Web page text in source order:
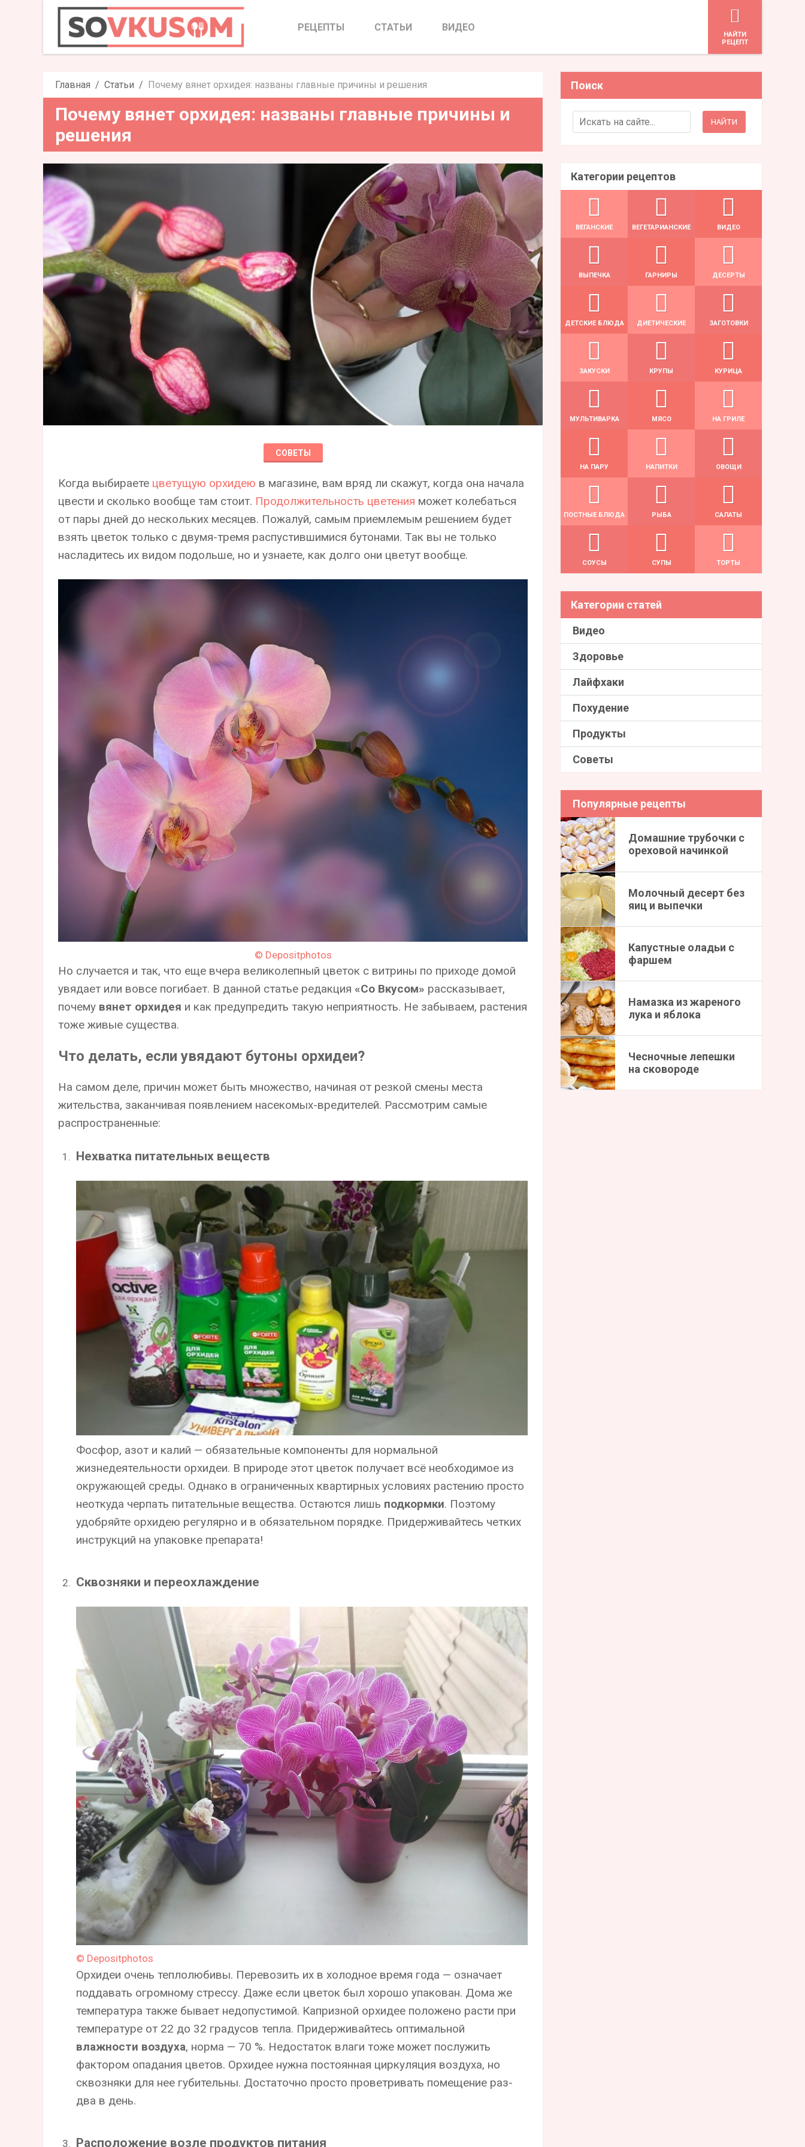
Почему вянет орхидея: названы главные причины и
решенияРЕЦЕПТЫ СТАТЬИ ВИДЕО
HАЙТИ
РЕЦЕПТ
Главная Статьи Почему вянет орхидея: названы главные причины и решения
Почему вянет орхидея: названы главные причины и
решения
СОВЕТЫ
Когда выбираете цветущую орхидею в магазине, вам вряд ли скажут, когда она начала
цвести и сколько вообще там стоит. Продолжительность цветения может колебаться
от пары дней до нескольких месяцев. Пожалуй, самым приемлемым решением будет
взять цветок только с двумя-тремя распустившимися бутонами. Так вы не только
насладитесь их видом подольше, но и узнаете, как долго они цветут вообще.
© Depositphotos
Но случается и так, что еще вчера великолепный цветок с витрины по приходе домой
увядает или вовсе погибает. В данной статье редакция «Со Вкусом» рассказывает,
почему вянет орхидея и как предупредить такую неприятность. Не забываем, растения
тоже живые существа.
Что делать, если увядают бутоны орхидеи?
На самом деле, причин может быть множество, начиная от резкой смены места
жительства, заканчивая появлением насекомых-вредителей. Рассмотрим самые
распространенные:
Нехватка питательных веществ
Фосфор, азот и калий — обязательные компоненты для нормальной
жизнедеятельности орхидеи. В природе этот цветок получает всё необходимое из
окружающей среды. Однако в ограниченных квартирных условиях растению просто
неоткуда черпать питательные вещества. Остаются лишь подкормки. Поэтому
удобряйте орхидею регулярно и в обязательном порядке. Придерживайтесь четких
инструкций на упаковке препарата!
Сквозняки и переохлаждение
© Depositphotos
Орхидеи очень теплолюбивы. Перевозить их в холодное время года — означает
поддавать огромному стрессу. Даже если цветок был хорошо упакован. Дома же
температура также бывает недопустимой. Капризной орхидее положено расти при
температуре от 22 до 32 градусов тепла. Придерживайтесь оптимальной
влажности воздуха, норма — 70 %. Недостаток влаги тоже может послужить
фактором опадания цветов. Орхидее нужна постоянная циркуляция воздуха, но
сквозняки для нее губительны. Достаточно просто проветривать помещение раз-
два в день.
Расположение возле продуктов питания
Поиск
Search for:
Категории рецептов
ВЕГАНСКИЕ ВЕГЕТАРИАНСКИЕ ВИДЕО
ВЫПЕЧКА ГАРНИРЫ ДЕСЕРТЫ
ДЕТСКИЕ БЛЮДА ДИЕТИЧЕСКИЕ ЗАГОТОВКИ
ЗАКУСКИ КРУПЫ КУРИЦА
МУЛЬТИВАРКА МЯСО НА ГРИЛЕ
НА ПАРУ НАПИТКИ ОВОЩИ
ПОСТНЫЕ БЛЮДА РЫБА САЛАТЫ
СОУСЫ СУПЫ ТОРТЫ
Категории статей
Видео
Здоровье
Лайфхаки
Похудение
Продукты
Советы
Популярные рецепты
Домашние трубочки с
ореховой начинкой
Молочный десерт без
яиц и выпечки
Капустные оладьи с
фаршем
Намазка из жареного
лука и яблока
Чесночные лепешки
на сковороде